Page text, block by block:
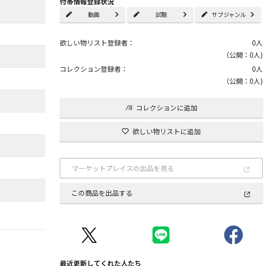
動画 試聴 サブジャンル
欲しい物リスト登録者： 0人
（公開：0人)
コレクション登録者：
0人
（公開：0人)
コレクションに追加
欲しい物リストに追加
マーケットプレイスの出品を見る
この商品を出品する
最近更新してくれた人たち